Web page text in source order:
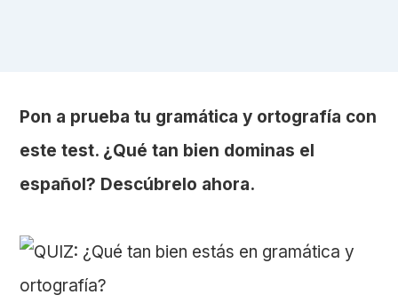
Pon a prueba tu gramática y ortografía con
este test. ¿Qué tan bien dominas el
español? Descúbrelo ahora.